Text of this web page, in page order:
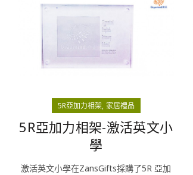
5R亞加力相架 家居禮品
5R亞加力相架-激活英文小
學
激活英文小學在ZansGifts採購了5R 亞加